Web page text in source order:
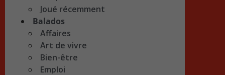
Joué récemment
Balados
Affaires
Art de vivre
Bien-être
Emploi